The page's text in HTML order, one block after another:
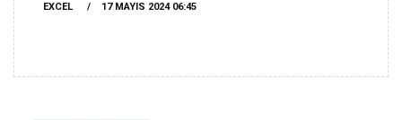
EXCEL 17 MAYIS 2024 06:45